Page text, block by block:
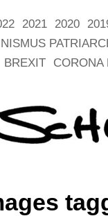
2021 2020
BREXIT CORONA